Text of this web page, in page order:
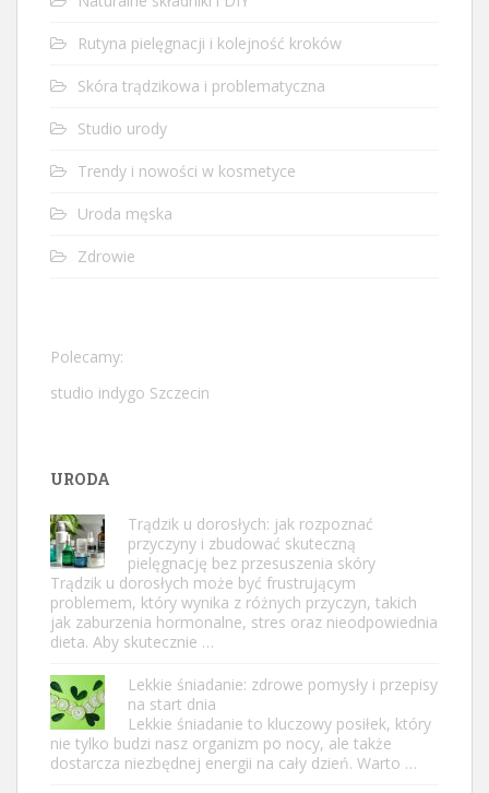
Rutyna pielęgnacji i kolejność kroków
Skóra trądzikowa i problematyczna
Studio urody
Trendy i nowości w kosmetyce
Uroda męska
Zdrowie
Polecamy:
studio indygo Szczecin
URODA
Trądzik u dorosłych: jak rozpoznać
przyczyny i zbudować skuteczną
pielęgnację bez przesuszenia skóry
Trądzik u dorosłych może być frustrującym
problemem, który wynika z różnych przyczyn, takich
jak zaburzenia hormonalne, stres oraz nieodpowiednia
dieta. Aby skutecznie …
Lekkie śniadanie: zdrowe pomysły i przepisy
na start dnia
Lekkie śniadanie to kluczowy posiłek, który
nie tylko budzi nasz organizm po nocy, ale także
dostarcza niezbędnej energii na cały dzień. Warto …